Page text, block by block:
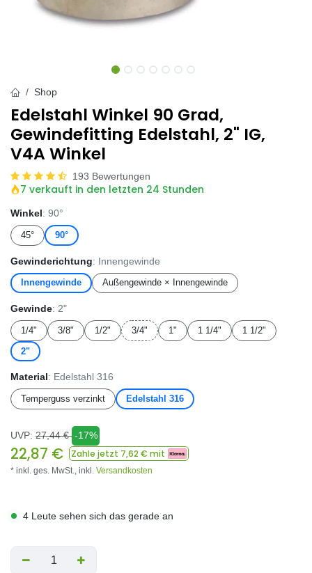
Shop
Edelstahl Winkel 90 Grad,
Gewindefitting Edelstahl, 2" IG,
V4A Winkel
193 Bewertungen
7 verkauft in den letzten 24 Stunden
Winkel: 90°
45° 90°
Gewinderichtung: Innengewinde
Innengewinde Außengewinde × Innengewinde
Gewinde: 2"
1/4" 3/8" 1/2" 3/4" 1" 1 1/4"
1 1/2"
2"
Material: Edelstahl 316
Temperguss verzinkt Edelstahl 316
UVP: 27,44€ -17%
22,87 € Zahle jetzt 7,62 € mit
* inkl. ges. MwSt., inkl. Versandkosten
4 Leute sehen sich das gerade an